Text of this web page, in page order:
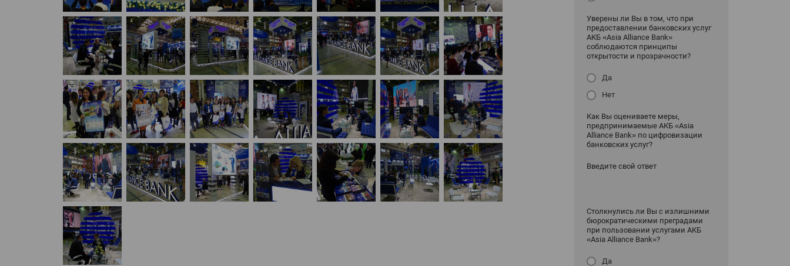
Уверены ли Вы в том, что при
предоставлении банковских услуг
АКБ «Asia Alliance Bank»
соблюдаются принципы
открытости и прозрачности?
Да
Нет
Как Вы оцениваете меры,
предпринимаемые АКБ «Asia
Alliance Bank» по цифровизации
банковских услуг?
Введите свой ответ
Столкнулись ли Вы с излишними
бюрократическими преградами
при пользовании услугами АКБ
«Asia Alliance Bank»?
Да